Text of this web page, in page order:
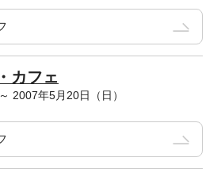
カフェ
2007年5月20日（日）